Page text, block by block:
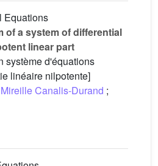
Equations
of a system of differential
linear part
système d'équations
linéaire nilpotente]
Mireille Canalis-Durand ;